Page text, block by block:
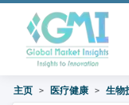
主页 医疗健康 生物